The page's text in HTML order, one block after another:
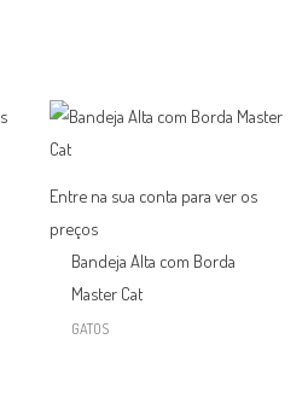
Entre na sua conta para ver os
preços
Bandeja Alta com Borda
Master Cat
GATOS